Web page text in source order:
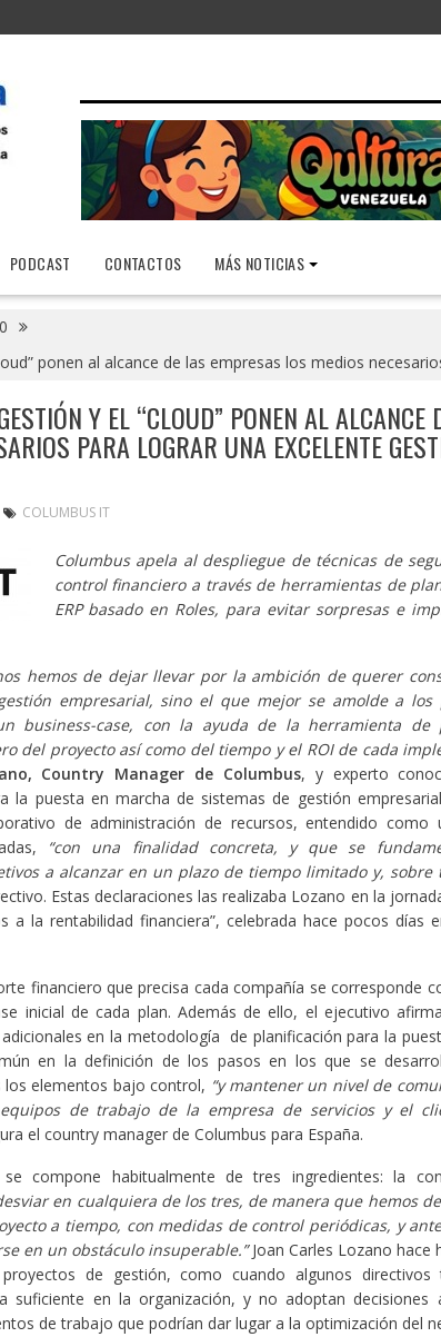
PODCAST CONTACTOS MÁS NOTICIAS
ponen al alcance de las empresas los medios
Y EL “CLOUD” PONEN AL ALCANCE
PARA LOGRAR UNA EXCELENTE
COLUMBUS IT
Columbus apela al despliegue de técnicas de
control financiero a través de herramientas de
ERP basado en Roles, para evitar sorpresas e
hemos de dejar llevar por la ambición de querer
empresarial, sino el que mejor se amolde a los
business-case, con la ayuda de la herramienta de
del proyecto así como del tiempo y el ROI de cada
Country Manager de Columbus, y experto
la puesta en marcha de sistemas de gestión
de administración de recursos, entendido como
“con una finalidad concreta, y que se
a alcanzar en un plazo de tiempo limitado y, sobre
Estas declaraciones las realizaba Lozano en la
a la rentabilidad financiera”, celebrada hace pocos días
financiero que precisa cada compañía se corresponde
inicial de cada plan. Además de ello, el ejecutivo
en la metodología de planificación para la
en la definición de los pasos en los que se
elementos bajo control, “y mantener un nivel de
de trabajo de la empresa de servicios y el
el country manager de Columbus para España.
compone habitualmente de tres ingredientes: la
en cualquiera de los tres, de manera que hemos
a tiempo, con medidas de control periódicas, y
en un obstáculo insuperable.”Joan Carles Lozano hace
de gestión, como cuando algunos directivos
suficiente en la organización, y no adoptan
de trabajo que podrían dar lugar a la optimización del